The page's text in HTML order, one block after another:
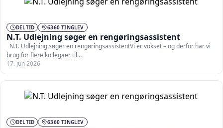
DELTID 6360 TINGLEV
N.T. Udlejning søger en rengøringsassistent
N.T. Udlejning søger en rengøringsassistentVi er vokset – og derfor har vi
brug for flere kollegaer til…
17. jun 2026
DELTID 6360 TINGLEV